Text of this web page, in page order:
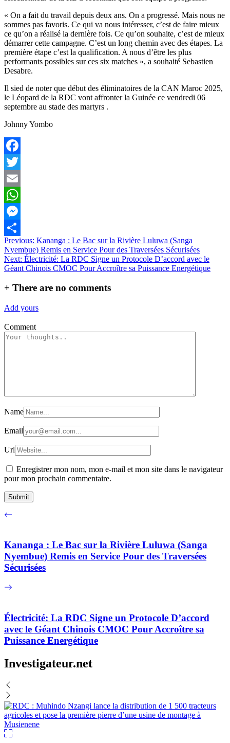
« On a fait du travail depuis deux ans. On a progressé. Mais nous ne
sommes pas favoris. Ce qui va nous intéresser, c’est de faire mieux
ce qu’on a réalisé la dernière fois. Ce qu’on souhaite, c’est de mieux
démarrer cette campagne. C’est un long chemin avec des étapes. La
première étape c’est la qualification. A nous d’être les plus
performants possibles sur ces six matches », a souhaité Sebastien
Desabre.
Il sied de noter que début des éliminatoires de la CAN Maroc 2025,
le Léopard de la RDC vont affronter la Guinée ce vendredi 06
septembre au stade des martyrs .
Johnny Yombo
Facebook
Twitter
Email
WhatsApp
Messenger
Partager
Navigation
de
l’article
Previous: Kananga : Le Bac sur la Rivière Luluwa (Sanga
Nyembue) Remis en Service Pour des Traversées Sécurisées
Next: Électricité: La RDC Signe un Protocole D’accord avec le
Géant Chinois CMOC Pour Accroître sa Puissance Energétique
+ There are no comments
Add yours
Comment
Name
Email
Url
Enregistrer mon nom, mon e-mail et mon site dans le navigateur
pour mon prochain commentaire.
Kananga : Le Bac sur la Rivière Luluwa (Sanga
Nyembue) Remis en Service Pour des Traversées
Sécurisées
Électricité: La RDC Signe un Protocole D’accord
avec le Géant Chinois CMOC Pour Accroître sa
Puissance Energétique
Investigateur.net